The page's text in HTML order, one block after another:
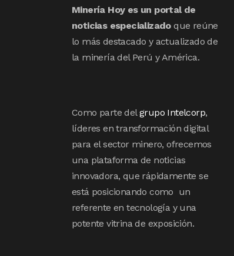
Minería Hoy es un portal de
noticias especializadoque reúne
lo más destacado y actualizado de
la minería del Perú y América.
Como parte delgrupo Intelcorp,
líderes en transformación digital
para el sector minero, ofrecemos
una plataforma de noticias
innovadora, que rápidamente se
está posicionando como un
referente en tecnología y una
potente vitrina de exposición.